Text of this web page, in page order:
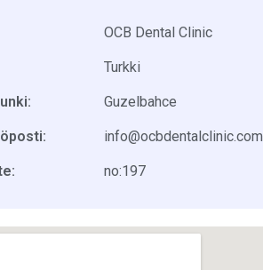
OCB Dental Clinic
Turkki
Guzelbahce
info@ocbdentalclinic.com
no:197